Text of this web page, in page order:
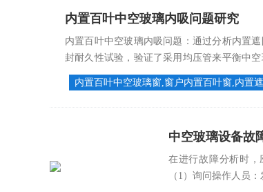
内置百叶中空玻璃内吸问题研究
内置百叶中空玻璃内吸问题：通过分析内置
封耐久性试验，验证了采用均压管来平衡中
全程未出现水气凝结现象，且水分渗透符合...
内置百叶中空玻璃窗,窗户内置百叶窗,内置
中空玻璃设备故
在进行故障分析时
（1）询问操作人员